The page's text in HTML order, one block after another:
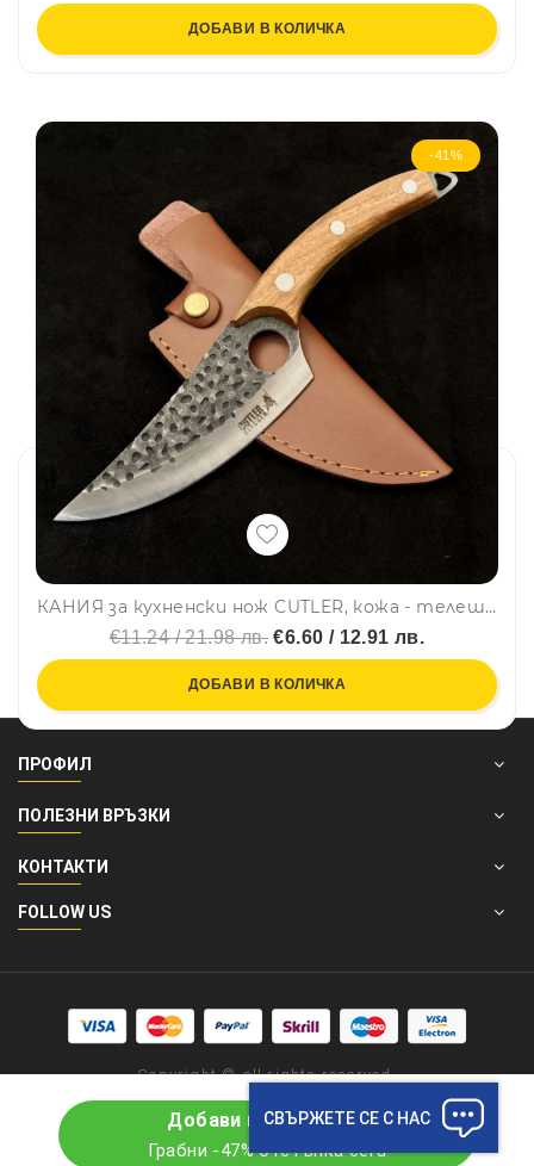
Добави в количката
Грабни -47% отстъпка сега
ДОБАВИ В КОЛИЧКА
-41%
КАНИЯ за кухненски нож CUTLER, кожа - телешки бланк
€11.24 / 21.98 лв. €6.60 / 12.91 лв.
ДОБАВИ В КОЛИЧКА
ПРОФИЛ
ПОЛЕЗНИ ВРЪЗКИ
КОНТАКТИ
FOLLOW US
Copyright © all rights reserved.
СВЪРЖЕТЕ СЕ С НАС